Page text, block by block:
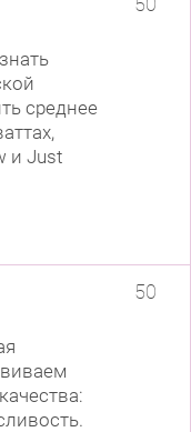
среднее
и Just
50